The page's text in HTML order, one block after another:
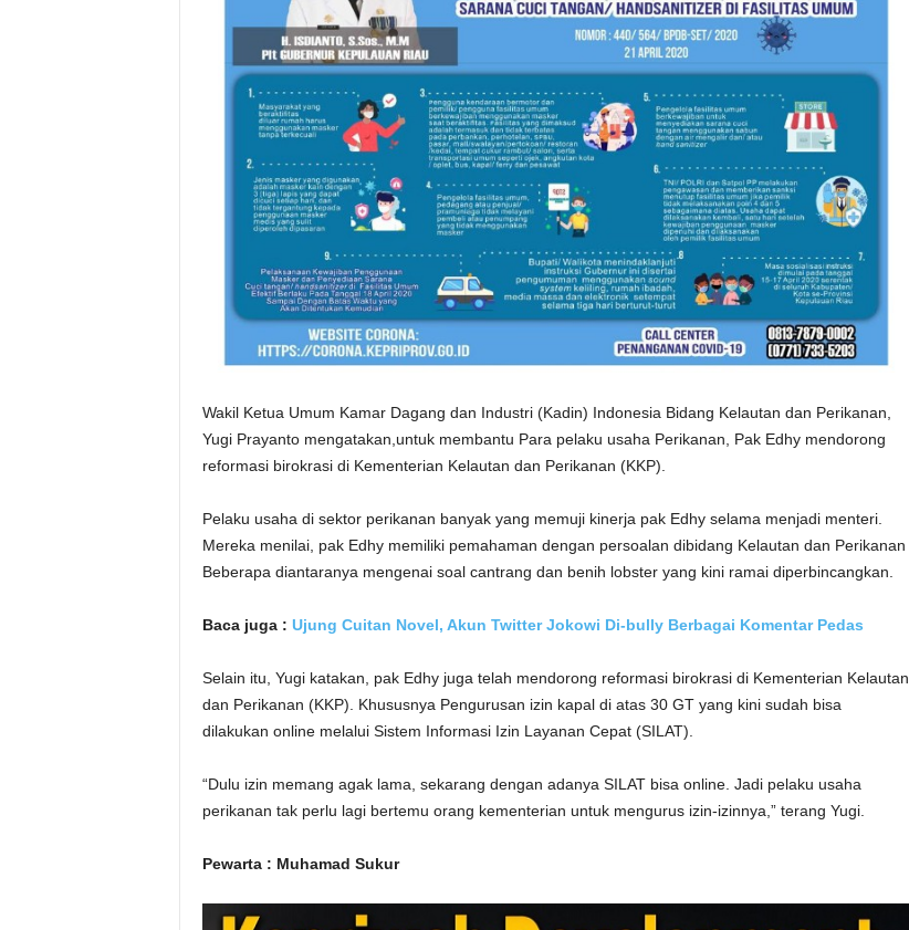
Wakil Ketua Umum Kamar Dagang dan Industri (Kadin) Indonesia Bidang Kelautan dan Perikanan,
Yugi Prayanto mengatakan,untuk membantu Para pelaku usaha Perikanan, Pak Edhy mendorong
reformasi birokrasi di Kementerian Kelautan dan Perikanan (KKP).
Pelaku usaha di sektor perikanan banyak yang memuji kinerja pak Edhy selama menjadi menteri.
Mereka menilai, pak Edhy memiliki pemahaman dengan persoalan dibidang Kelautan dan Perikanan
Beberapa diantaranya mengenai soal cantrang dan benih lobster yang kini ramai diperbincangkan.
Baca juga : Ujung Cuitan Novel, Akun Twitter Jokowi Di-bully Berbagai Komentar Pedas
Selain itu, Yugi katakan, pak Edhy juga telah mendorong reformasi birokrasi di Kementerian Kelautan
dan Perikanan (KKP). Khususnya Pengurusan izin kapal di atas 30 GT yang kini sudah bisa
dilakukan online melalui Sistem Informasi Izin Layanan Cepat (SILAT).
“Dulu izin memang agak lama, sekarang dengan adanya SILAT bisa online. Jadi pelaku usaha
perikanan tak perlu lagi bertemu orang kementerian untuk mengurus izin-izinnya,” terang Yugi.
Pewarta : Muhamad Sukur